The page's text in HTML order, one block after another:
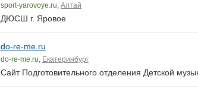
sport-yarovoye.ru, Алтай
ДЮСШ г. Яровое
do-re-me.ru
do-re-me.ru, Екатеринбург
Сайт Подготовительного отделения Детской